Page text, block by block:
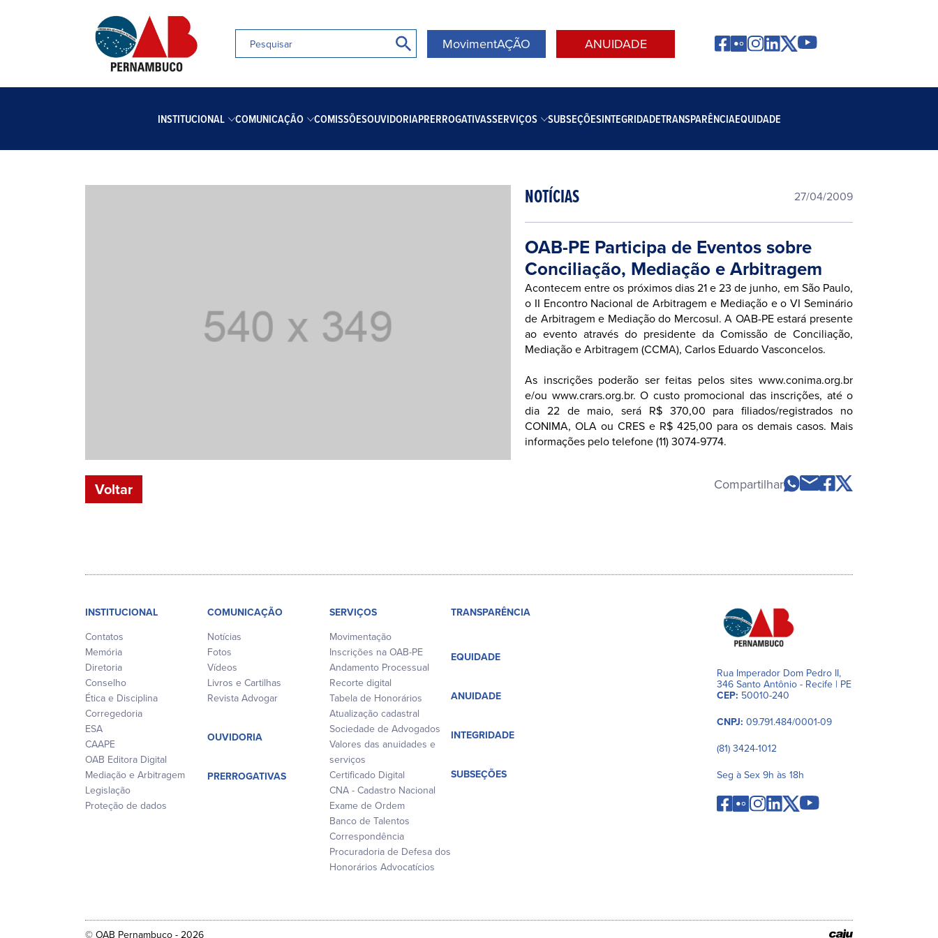
MovimentAÇÃO ANUIDADE
INSTITUCIONAL COMUNICAÇÃO COMISSÕESOUVIDORIAPRERROGATIVASSERVIÇOS SUBSEÇÕESINTEGRIDADETRANSPARÊNCIAEQUIDADE
NOTÍCIAS 27/04/2009
OAB-PE Participa de Eventos sobre
Conciliação, Mediação e Arbitragem
Acontecem entre os próximos dias 21 e 23 de junho, em São Paulo,
o II Encontro Nacional de Arbitragem e Mediação e o VI Seminário
de Arbitragem e Mediação do Mercosul. A OAB-PE estará presente
ao evento através do presidente da Comissão de Conciliação,
Mediação e Arbitragem (CCMA), Carlos Eduardo Vasconcelos.
As inscrições poderão ser feitas pelos sites www.conima.org.br
e/ou www.crars.org.br. O custo promocional das inscrições, até o
dia 22 de maio, será R$ 370,00 para filiados/registrados no
CONIMA, OLA ou CRES e R$ 425,00 para os demais casos. Mais
informações pelo telefone (11) 3074-9774.
Voltar Compartilhar
INSTITUCIONAL
Contatos
Memória
Diretoria
Conselho
Ética e Disciplina
Corregedoria
ESA
CAAPE
OAB Editora Digital
Mediação e Arbitragem
Legislação
Proteção de dados
COMUNICAÇÃO
Notícias
Fotos
Vídeos
Livros e Cartilhas
Revista Advogar
OUVIDORIA
PRERROGATIVAS
SERVIÇOS
Movimentação
Inscrições na OAB-PE
Andamento Processual
Recorte digital
Tabela de Honorários
Atualização cadastral
Sociedade de Advogados
Valores das anuidades e
serviços
Certificado Digital
CNA - Cadastro Nacional
Exame de Ordem
Banco de Talentos
Correspondência
Procuradoria de Defesa dos
Honorários Advocatícios
TRANSPARÊNCIA
EQUIDADE
ANUIDADE
INTEGRIDADE
SUBSEÇÕES
Rua Imperador Dom Pedro II,
346 Santo Antônio - Recife | PE
CEP: 50010-240
CNPJ: 09.791.484/0001-09
(81) 3424-1012
Seg à Sex 9h às 18h
© OAB Pernambuco - 2026